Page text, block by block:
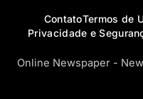
ContatoTermos de
Privacidade e
Online Newspaper -